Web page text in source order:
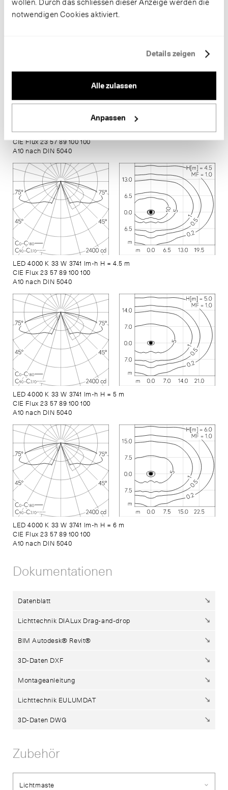
wollen. Durch das schliessen dieser Anzeige werden die
notwendigen Cookies aktiviert.
Details zeigen
Alle zulassen
Anpassen
CIE Flux 23 57 89 100 100
A10 nach DIN 5040
LED 4000 K 33 W 3741 lm-h H = 4 m
CIE Flux 23 57 89 100 100
A10 nach DIN 5040
LED 4000 K 33 W 3741 lm-h H = 4.5 m
CIE Flux 23 57 89 100 100
A10 nach DIN 5040
LED 4000 K 33 W 3741 lm-h H = 5 m
CIE Flux 23 57 89 100 100
A10 nach DIN 5040
LED 4000 K 33 W 3741 lm-h H = 6 m
CIE Flux 23 57 89 100 100
A10 nach DIN 5040
Dokumentationen
Datenblatt
Lichttechnik DIALux Drag-and-drop
BIM Autodesk® Revit®
3D-Daten DXF
Montageanleitung
Lichttechnik EULUMDAT
3D-Daten DWG
Zubehör
Lichtmaste